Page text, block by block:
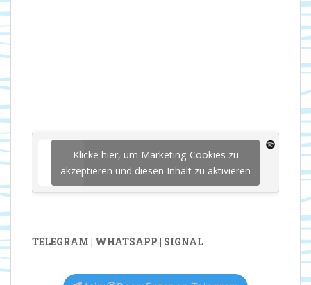
Klicke hier, um Marketing-Cookies zu
akzeptieren und diesen Inhalt zu aktivieren
TELEGRAM | WHATSAPP | SIGNAL